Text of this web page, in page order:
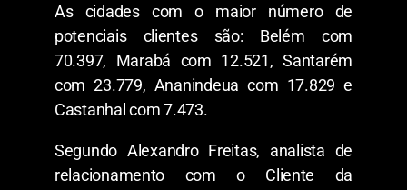
As cidades com o maior número de
potenciais clientes são: Belém com
70.397, Marabá com 12.521, Santarém
com 23.779, Ananindeua com 17.829 e
Castanhal com 7.473.
Segundo Alexandro Freitas, analista de
relacionamento com o Cliente da